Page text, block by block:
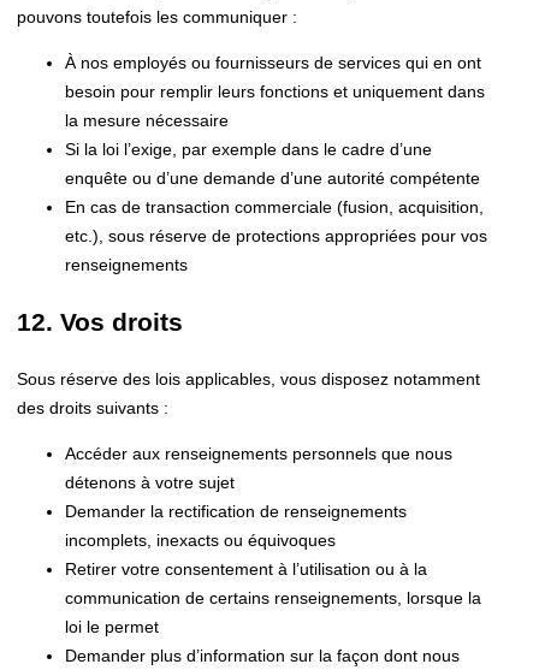
pouvons toutefois les communiquer :
À nos employés ou fournisseurs de services qui en ont
besoin pour remplir leurs fonctions et uniquement dans
la mesure nécessaire
Si la loi l’exige, par exemple dans le cadre d’une
enquête ou d’une demande d’une autorité compétente
En cas de transaction commerciale (fusion, acquisition,
etc.), sous réserve de protections appropriées pour vos
renseignements
12. Vos droits
Sous réserve des lois applicables, vous disposez notamment
des droits suivants :
Accéder aux renseignements personnels que nous
détenons à votre sujet
Demander la rectification de renseignements
incomplets, inexacts ou équivoques
Retirer votre consentement à l’utilisation ou à la
communication de certains renseignements, lorsque la
loi le permet
Demander plus d’information sur la façon dont nous